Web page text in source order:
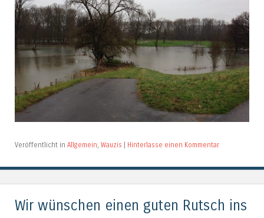
Veröffentlicht in Allgemein, Wauzis Hinterlasse einen Kommentar
Wir wünschen einen guten Rutsch ins